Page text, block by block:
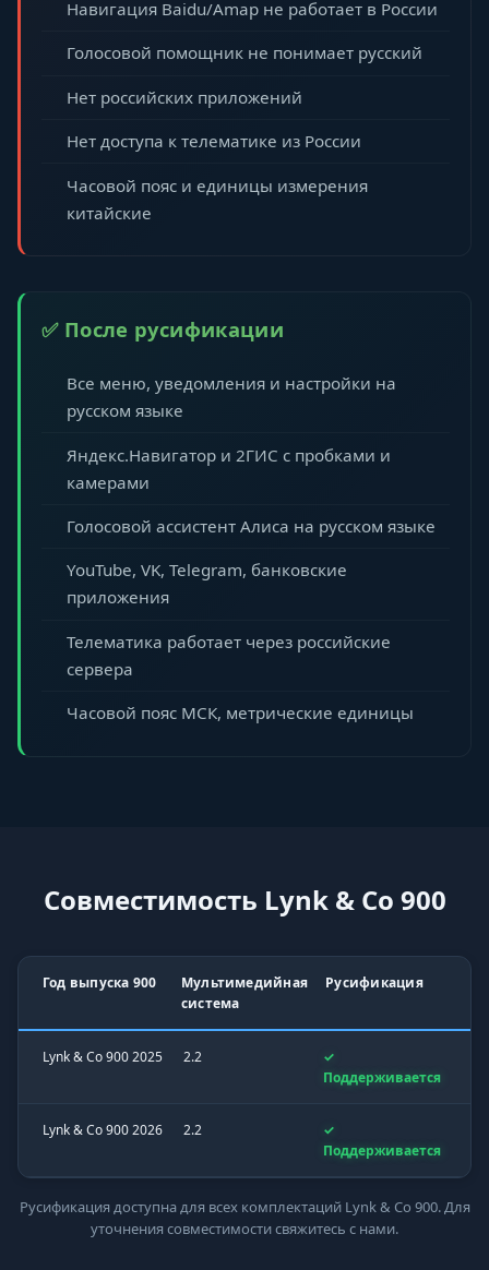
Навигация Baidu/Amap не работает в России
Голосовой помощник не понимает русский
Нет российских приложений
Нет доступа к телематике из России
Часовой пояс и единицы измерения
китайские
✅ После русификации
Все меню, уведомления и настройки на
русском языке
Яндекс.Навигатор и 2ГИС с пробками и
камерами
Голосовой ассистент Алиса на русском языке
YouTube, VK, Telegram, банковские
приложения
Телематика работает через российские
сервера
Часовой пояс МСК, метрические единицы
Совместимость Lynk & Co 900
Год выпуска 900
Мультимедийная
система
Русификация
Lynk & Co 900 2025 2.2
✓
Поддерживается
Lynk & Co 900 2026 2.2
✓
Поддерживается
Русификация доступна для всех комплектаций Lynk & Co 900. Для
уточнения совместимости свяжитесь с нами.